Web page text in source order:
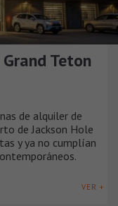
Teton
de alquiler de
de Jackson Hole
y ya no cumplían
VER +